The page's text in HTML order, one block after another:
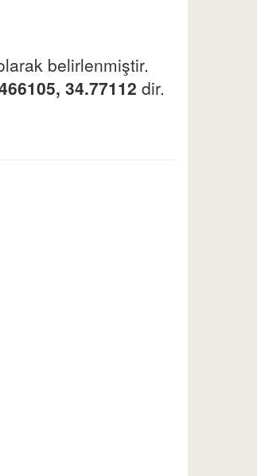
belirlenmiştir.
34.77112 dir.